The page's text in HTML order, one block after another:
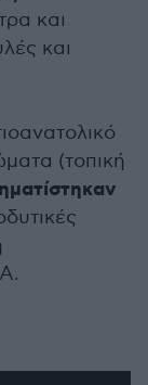
και
και
(τοπική